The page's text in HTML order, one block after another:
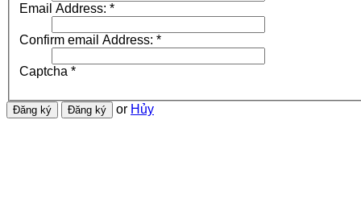
Email Address: *
Confirm email Address: *
Captcha *
or Hủy